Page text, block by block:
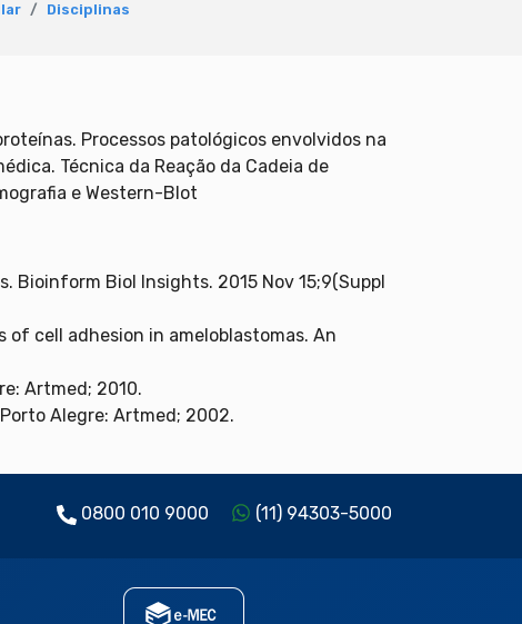
Disciplinas
Processos patológicos envolvidos na
Técnica da Reação da Cadeia de
e Western-Blot
Bioinform Biol Insights. 2015 Nov 15;9(Suppl
of cell adhesion in ameloblastomas. An
Artmed; 2010.
Porto Alegre: Artmed; 2002.
0800 010 9000 (11) 94303-5000